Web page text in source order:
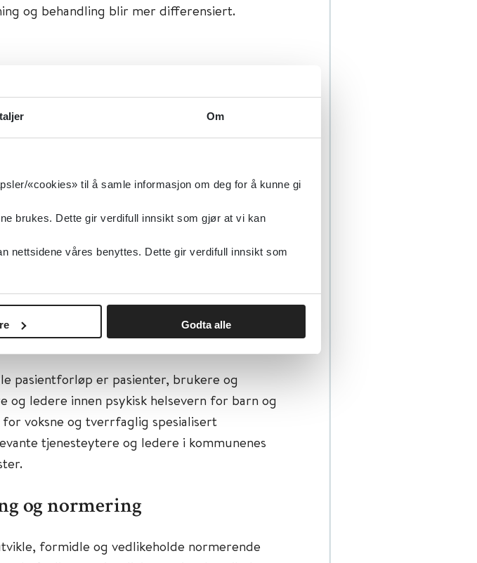
Om
«cookies» til å samle informasjon om deg for å kunne gi
brukes. Dette gir verdifull innsikt som gjør at vi kan
nettsidene våres benyttes. Dette gir verdifull innsikt som
Godta alle
og behandling blir mer differensiert.
pasientforløp videreføres og skal bidra til
god kvalitet i tjenesten for pasienter og
og brukertilfredshet
for utredning, behandling og oppfølging
og pårørende uavhengig av hvor i landet de
helse og gode levevaner
pasientforløp er pasienter, brukere og
og ledere innen psykisk helsevern for barn og
for voksne og tverrfaglig spesialisert
tjenesteytere og ledere i kommunenes
og normering
formidle og vedlikeholde normerende